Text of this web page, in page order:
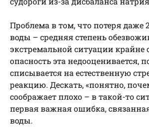
Проблема в том, что потеря даже
воды – средняя степень
экстремальной ситуации крайне
опасность эта недооценивается,
списывается на естественную
реакцию. Дескать, «понятно,
соображает плохо – в такой-то
первая важная ошибка,
воды.